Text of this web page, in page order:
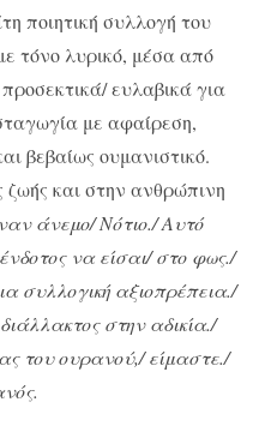
ποιητική συλλογή του
τόνο λυρικό, μέσα από
ευλαβικά για
με αφαίρεση,
βεβαίως ουμανιστικό.
ζωής και στην ανθρώπινη
άνεμο/ Νότιο./ Αυτό
να είσαι/ στο φως./
συλλογική αξιοπρέπεια./
στην αδικία./
του ουρανού,/ είμαστε./